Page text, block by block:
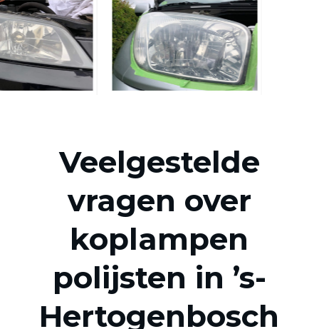
Veelgestelde
vragen over
koplampen
polijsten in ’s-
Hertogenbosch